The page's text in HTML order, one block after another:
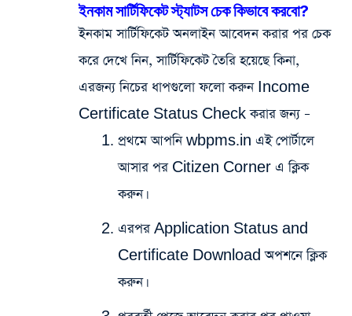
ইনকাম সার্টিফিকেট স্ট্যাটস চেক কিভাবে করবো?
ইনকাম সার্টিফিকেট অনলাইন আবেদন করার পর চেক
করে দেখে নিন, সার্টিফিকেট তৈরি হয়েছে কিনা,
এরজন্য নিচের ধাপগুলো ফলো করুন Income
Certificate Status Check করার জন্য –
প্রথমে আপনিwbpms.in এই পোর্টালে
আসার পর Citizen Corner এ ক্লিক
করুন।
এরপর Application Status and
Certificate Download অপশনে ক্লিক
করুন।